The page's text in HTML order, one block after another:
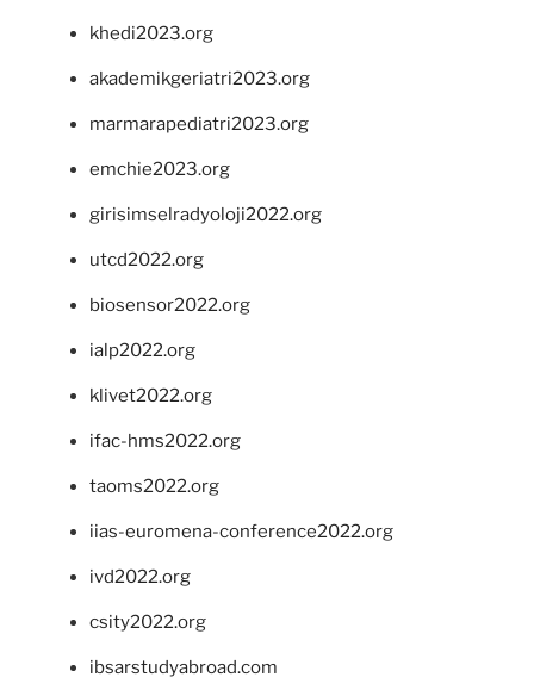
khedi2023.org
akademikgeriatri2023.org
marmarapediatri2023.org
emchie2023.org
girisimselradyoloji2022.org
utcd2022.org
biosensor2022.org
ialp2022.org
klivet2022.org
ifac-hms2022.org
taoms2022.org
iias-euromena-conference2022.org
ivd2022.org
csity2022.org
ibsarstudyabroad.com